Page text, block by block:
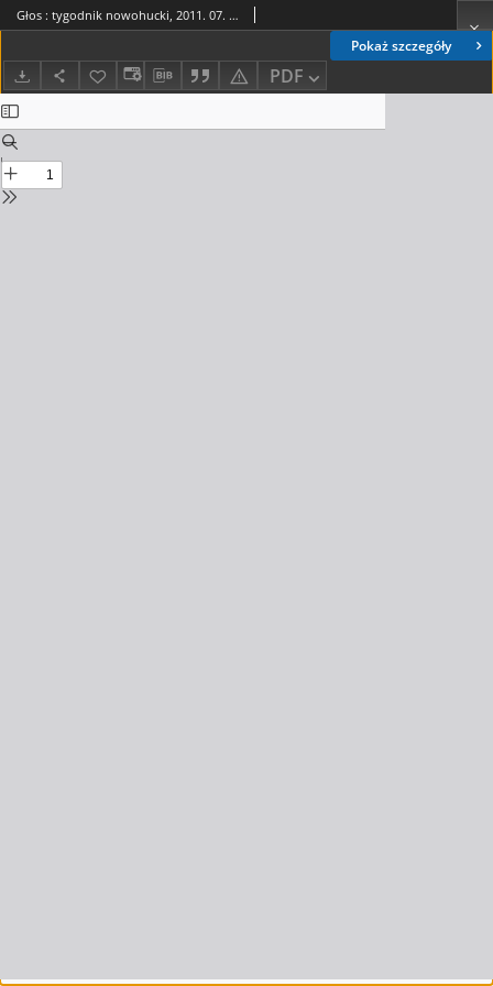
Pokaż szczegóły
PDF
Głos : tygodnik nowohucki, 2011. 07. 01, nr 27